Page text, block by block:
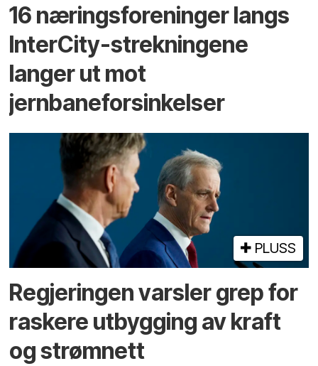
16 næringsforeninger langs
InterCity-strekningene
langer ut mot
jernbaneforsinkelser
PLUSS
Regjeringen varsler grep for
raskere utbygging av kraft
og strømnett